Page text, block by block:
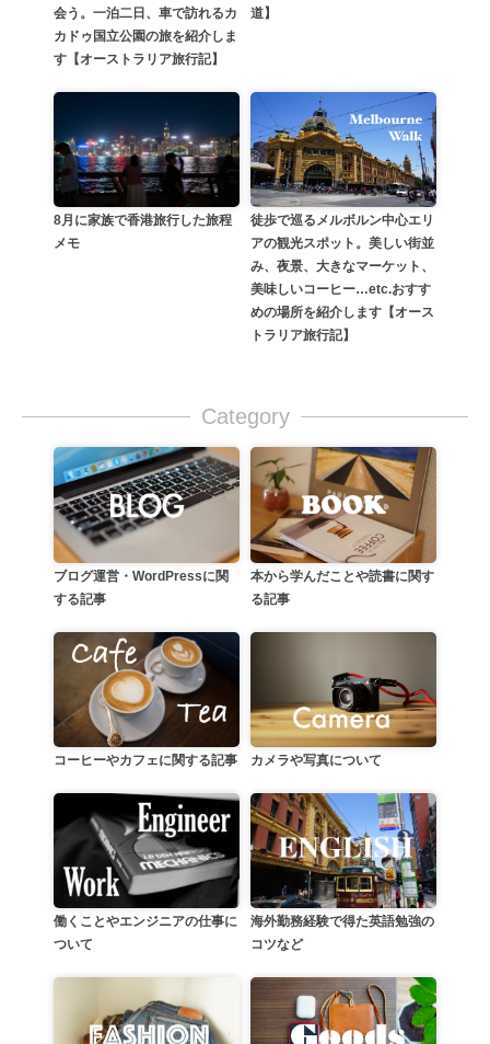
会う。一泊二日、車で訪れるカ
カドゥ国立公園の旅を紹介しま
す【オーストラリア旅行記】
道】
8月に家族で香港旅行した旅程
メモ
徒歩で巡るメルボルン中心エリ
アの観光スポット。美しい街並
み、夜景、大きなマーケット、
美味しいコーヒー…etc.おすす
めの場所を紹介します【オース
トラリア旅行記】
Category
ブログ運営・WordPressに関
する記事
本から学んだことや読書に関す
る記事
コーヒーやカフェに関する記事 カメラや写真について
働くことやエンジニアの仕事に
ついて
海外勤務経験で得た英語勉強の
コツなど